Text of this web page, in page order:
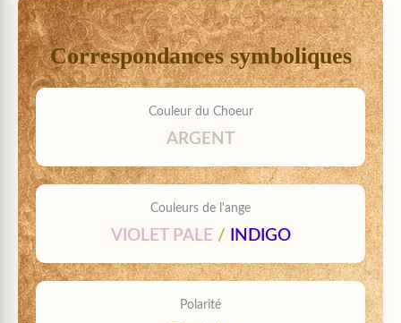
Correspondances symboliques
Couleur du Choeur
ARGENT
Couleurs de l'ange
VIOLET PALE / INDIGO
Polarité